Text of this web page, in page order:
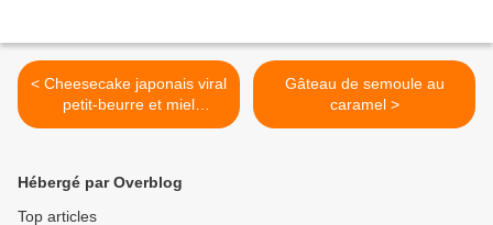
< Cheesecake japonais viral
petit-beurre et miel
d'oranger
Gâteau de semoule au
caramel >
Hébergé par Overblog
Top articles